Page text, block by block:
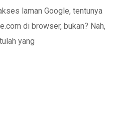
laman Google, tentunya
di browser, bukan? Nah,
yang